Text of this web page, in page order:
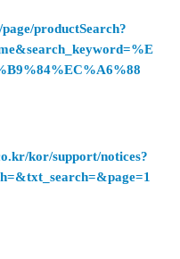
productSearch?
kor/support/notices?